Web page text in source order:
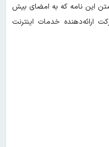
این نامه که به امضای بیش
ارائه‌دهنده خدمات اینترنت